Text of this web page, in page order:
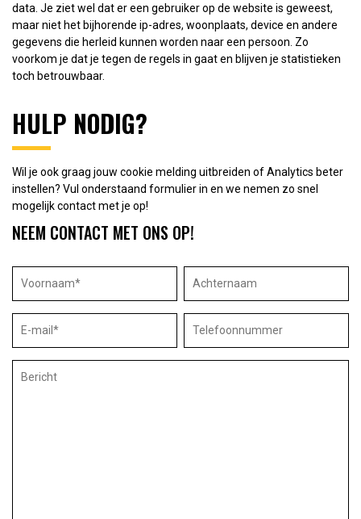
data. Je ziet wel dat er een gebruiker op de website is geweest,
maar niet het bijhorende ip-adres, woonplaats, device en andere
gegevens die herleid kunnen worden naar een persoon. Zo
voorkom je dat je tegen de regels in gaat en blijven je statistieken
toch betrouwbaar.
HULP NODIG?
Wil je ook graag jouw cookie melding uitbreiden of Analytics beter
instellen? Vul onderstaand formulier in en we nemen zo snel
mogelijk contact met je op!
NEEM CONTACT MET ONS OP!